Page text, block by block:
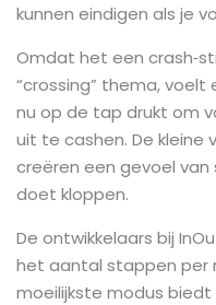
kunnen eindigen als je
Omdat het een
“crossing” thema,
nu op de tap drukt om
uit te cashen. De
creëren een gevoel
doet kloppen.
De ontwikkelaars bij
het aantal stappen per
moeilijkste modus